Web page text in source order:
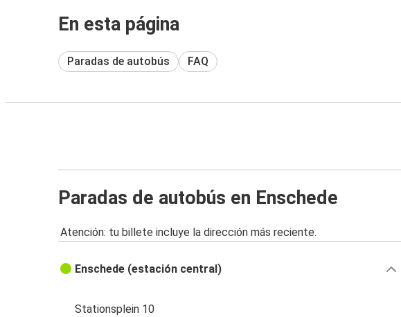
En esta página
Paradas de autobús FAQ
Paradas de autobús en Enschede
Atención: tu billete incluye la dirección más reciente.
Enschede (estación central)
Stationsplein 10